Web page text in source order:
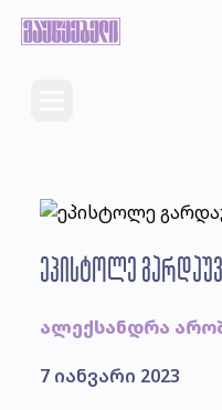
ეპისტოლე
ალექსანდრა
7 იანვარი 2023